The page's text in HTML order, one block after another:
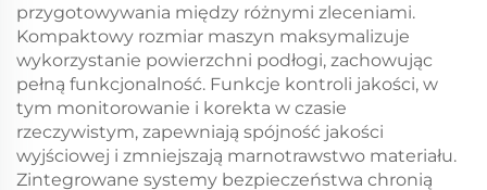
przygotowywania między różnymi zleceniami.
Kompaktowy rozmiar maszyn maksymalizuje
wykorzystanie powierzchni podłogi, zachowując
pełną funkcjonalność. Funkcje kontroli jakości, w
tym monitorowanie i korekta w czasie
rzeczywistym, zapewniają spójność jakości
wyjściowej i zmniejszają marnotrawstwo materiału.
Zintegrowane systemy bezpieczeństwa chronią